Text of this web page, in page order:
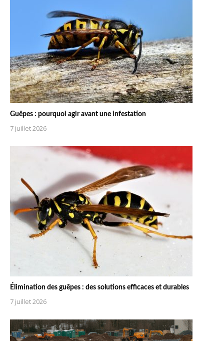
Guêpes : pourquoi agir avant une infestation
7 juillet 2026
Élimination des guêpes : des solutions efficaces et durables
7 juillet 2026